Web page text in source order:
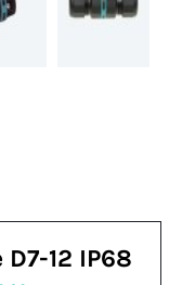
12 IP68